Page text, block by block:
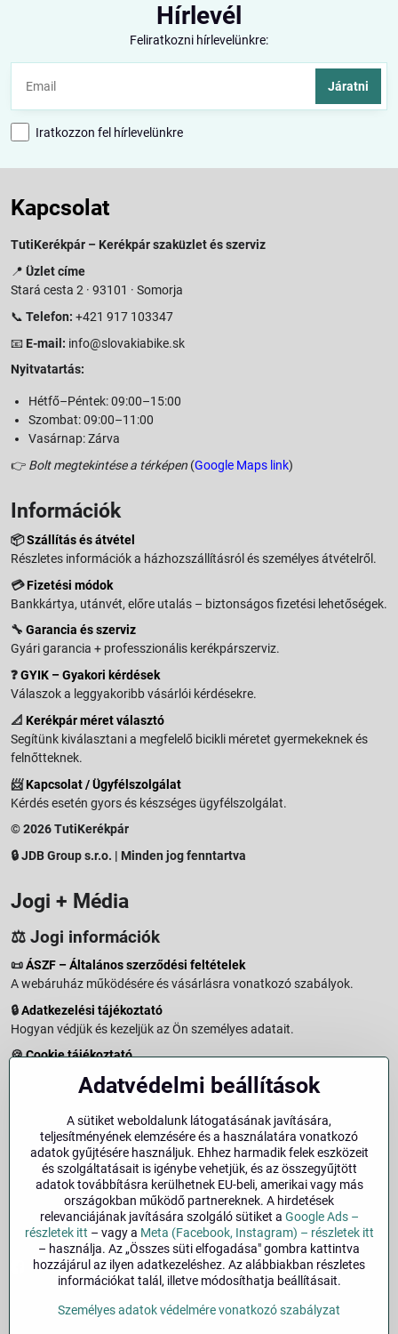
Hírlevél
Feliratkozni hírlevelünkre:
Járatni
Iratkozzon fel hírlevelünkre
Kapcsolat
TutiKerékpár – Kerékpár szaküzlet és szerviz
📍 Üzlet címe
Stará cesta 2 · 93101 · Somorja
📞 Telefon: +421 917 103347
📧 E-mail: info@slovakiabike.sk
Nyitvatartás:
Hétfő–Péntek: 09:00–15:00
Szombat: 09:00–11:00
Vasárnap: Zárva
👉 Bolt megtekintése a térképen (Google Maps link)
Információk
📦Szállítás és átvétel
Részletes információk a házhozszállításról és személyes átvételről.
💳Fizetési módok
Bankkártya, utánvét, előre utalás – biztonságos fizetési lehetőségek.
🔧 Garancia és szerviz
Gyári garancia + professzionális kerékpárszerviz.
❓GYIK – Gyakori kérdések
Válaszok a leggyakoribb vásárlói kérdésekre.
📐 Kerékpár méret választó
Segítünk kiválasztani a megfelelő bicikli méretet gyermekeknek és
felnőtteknek.
📨Kapcsolat / Ügyfélszolgálat
Kérdés esetén gyors és készséges ügyfélszolgálat.
© 2026 TutiKerékpár
🔒 JDB Group s.r.o. | Minden jog fenntartva
Jogi + Média
⚖️ Jogi információk
📜ÁSZF – Általános szerződési feltételek
A webáruház működésére és vásárlásra vonatkozó szabályok.
🔒Adatkezelési tájékoztató
Hogyan védjük és kezeljük az Ön személyes adatait.
🍪Cookie tájékoztató
A weboldalon használt sütikről és adatkezelésről.
Vásárlástól való elállás menete és feltételei.
Elállás a szerződéstől
Impresszum
Üzemeltetői adatok és jogi tudnivalók.
🔐Biztonság
Facebook Instagram
© 2026Szerzői jog
Adatvédelmi beállítások
A sütiket weboldalunk látogatásának javítására,
teljesítményének elemzésére és a használatára vonatkozó
adatok gyűjtésére használjuk. Ehhez harmadik felek eszközeit
és szolgáltatásait is igénybe vehetjük, és az összegyűjtött
adatok továbbításra kerülhetnek EU-beli, amerikai vagy más
országokban működő partnereknek. A hirdetések
relevanciájának javítására szolgáló sütiket a Google Ads –
részletek itt – vagy a Meta (Facebook, Instagram) – részletek itt
– használja. Az „Összes süti elfogadása" gombra kattintva
hozzájárul az ilyen adatkezeléshez. Az alábbiakban részletes
információkat talál, illetve módosíthatja beállításait.
Személyes adatok védelmére vonatkozó szabályzat